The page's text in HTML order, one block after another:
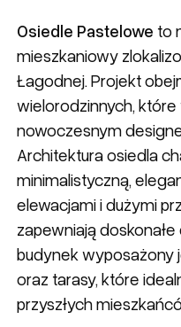
Osiedle Pastelowe to
mieszkaniowy
Łagodnej. Projekt
wielorodzinnych, które
nowoczesnym
Architektura osiedla
minimalistyczną,
elewacjami i dużymi
zapewniają
budynek wyposażony
oraz tarasy, które
przyszłych